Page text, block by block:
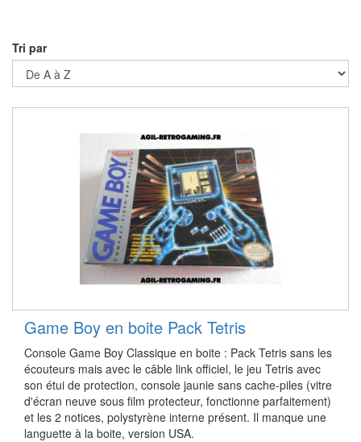
Tri par
Game Boy en boite Pack Tetris
Console Game Boy Classique en boite : Pack Tetris sans les
écouteurs mais avec le câble link officiel, le jeu Tetris avec
son étui de protection, console jaunie sans cache-piles (vitre
d'écran neuve sous film protecteur, fonctionne parfaitement)
et les 2 notices, polystyrène interne présent. Il manque une
languette à la boite, version USA.